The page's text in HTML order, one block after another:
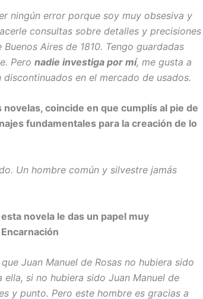
ningún error porque soy muy obsesiva y
consultas sobre detalles y precisiones
Aires de 1810. Tengo guardadas
Pero nadie investiga por mí, me gusta a
en el mercado de usados.
coincide en que cumplís al pie de
fundamentales para la creación de lo
Un hombre común y silvestre jamás
novela le das un papel muy
Juan Manuel de Rosas no hubiera sido
si no hubiera sido Juan Manuel de
y punto. Pero este hombre es gracias a